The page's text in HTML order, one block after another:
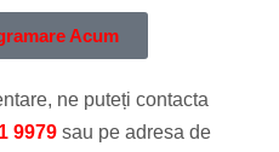
Acum
ne puteți contacta
9979 sau pe adresa de